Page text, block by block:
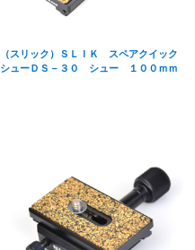
（スリック）ＳＬＩＫ スペアクイック
シューＤＳ－３０ シュー １００ｍｍ